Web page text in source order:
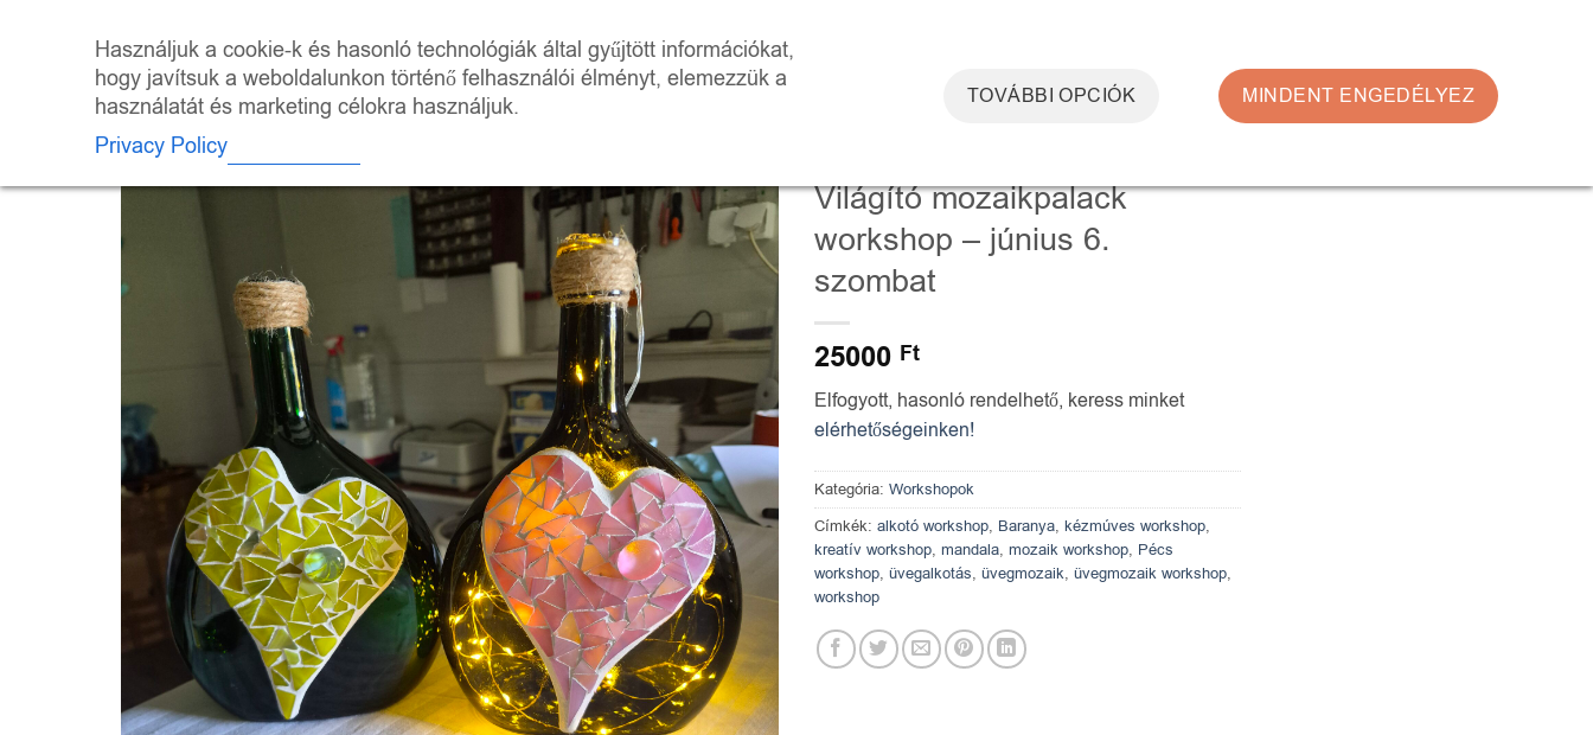
Használjuk a cookie-k és hasonló technológiák által gyűjtött információkat,
hogy javítsuk a weboldalunkon történő felhasználói élményt, elemezzük a
használatát és marketing célokra használjuk.
Privacy Policy
TOVÁBBI OPCIÓK MINDENT ENGEDÉLYEZ
ÜZLET KALEIDOSZKÓP ÉLMÉNYTÉR WORKSHOPOK
Világító mozaikpalack
workshop – június 6.
szombat
25000 Ft
Elfogyott, hasonló rendelhető, keress minket
elérhetőségeinken!
Kategória: Workshopok
Címkék: alkotó workshop, Baranya, kézmúves workshop,
kreatív workshop, mandala, mozaik workshop, Pécs
workshop, üvegalkotás, üvegmozaik, üvegmozaik workshop,
workshop